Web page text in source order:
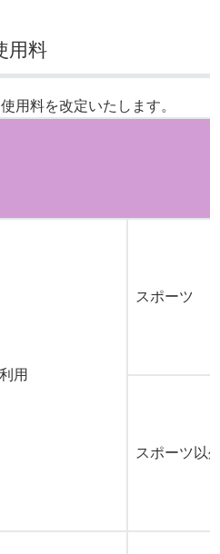
用料
用料を改定いたします。
用
スポーツ
スポーツ以